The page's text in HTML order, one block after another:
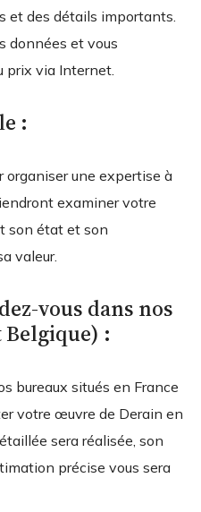
et des détails importants.
données et vous
prix via Internet.
:
organiser une expertise à
examiner votre
son état et son
valeur.
vous dans nos
:
bureaux situés en France
votre œuvre de Derain en
sera réalisée, son
précise vous sera